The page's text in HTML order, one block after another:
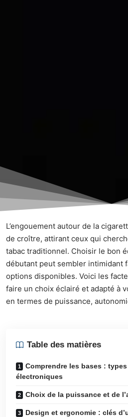
L’engouement autour de la
de croître, attirant ceux qui
tabac traditionnel. Choisir le bon
débutant peut sembler intimidant
options disponibles. Voici les
faire un choix éclairé et adapté à
en termes de puissance,
Table des matières
Comprendre les bases :
électroniques
Choix de la puissance et de
Design et ergonomie : clés